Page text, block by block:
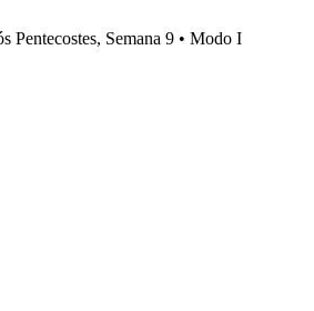
Pentecostes, Semana 9 • Modo I